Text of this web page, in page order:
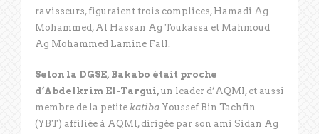
ravisseurs, figuraient trois complices, Hamadi Ag
Mohammed, Al Hassan Ag Toukassa et Mahmoud
Ag Mohammed Lamine Fall.
Selon la DGSE, Bakabo était proche
d’Abdelkrim El-Targui, un leader d’AQMI, et aussi
membre de la petite katiba Youssef Bin Tachfin
(YBT) affiliée à AQMI, dirigée par son ami Sidan Ag